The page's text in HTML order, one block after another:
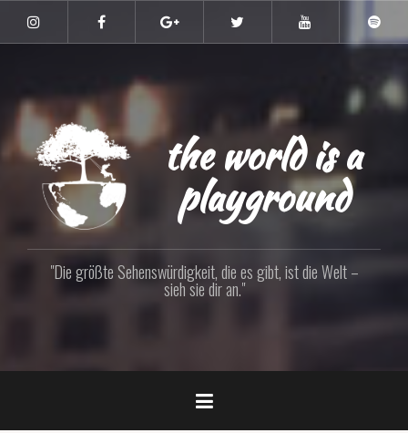
Inhalt
springen
Instagram Facebook YouTube
the world is a
playground
"Die größte Sehenswürdigkeit, die es gibt, ist die Welt –
sieh sie dir an."